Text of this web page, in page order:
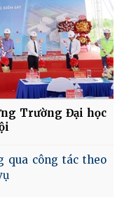
Trường Đại học
qua công tác theo